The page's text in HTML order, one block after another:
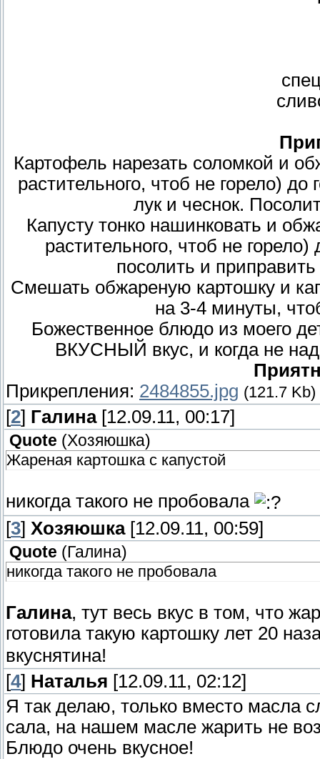
Картофель нарезать соломкой и
растительного, чтоб не горело)
лук и чеснок.
Капусту тонко нашинковать и
растительного, чтоб не
посолить и
Смешать обжареную картошку и
на 3-4 минуты,
Божественное блюдо из моего
ВКУСНЫЙ вкус, и когда не
Прикрепления: 2484855.jpg (121.7 Kb)
[2] Галина[12.09.11, 00:17]
Quote (Хозяюшка)
Жареная картошка с капустой
никогда такого не пробовала
[3] Хозяюшка[12.09.11, 00:59]
Quote ( Галина)
никогда такого не пробовала
Галина, тут весь вкус в том, что
готовила такую картошку лет 20
вкуснятина!
[4] Наталья [12.09.11, 02:12]
Я так делаю, только вместо масла
сала, на нашем масле жарить не
Блюдо очень вкусное!